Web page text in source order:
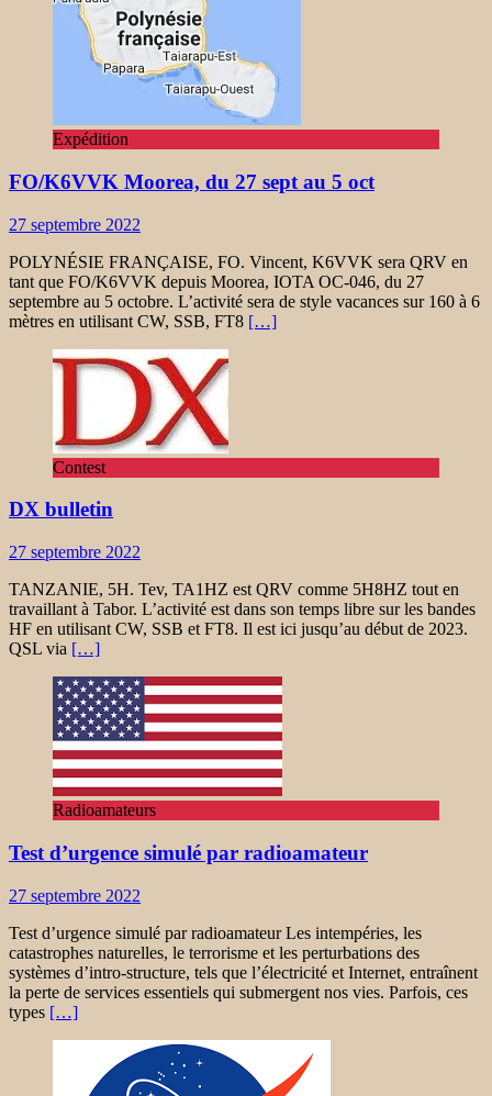
Expédition
FO/K6VVK Moorea, du 27 sept au 5 oct
27 septembre 2022
POLYNÉSIE FRANÇAISE, FO. Vincent, K6VVK sera QRV en
tant que FO/K6VVK depuis Moorea, IOTA OC-046, du 27
septembre au 5 octobre. L’activité sera de style vacances sur 160 à 6
mètres en utilisant CW, SSB, FT8 […]
Contest
DX bulletin
27 septembre 2022
TANZANIE, 5H. Tev, TA1HZ est QRV comme 5H8HZ tout en
travaillant à Tabor. L’activité est dans son temps libre sur les bandes
HF en utilisant CW, SSB et FT8. Il est ici jusqu’au début de 2023.
QSL via […]
Radioamateurs
Test d’urgence simulé par radioamateur
27 septembre 2022
Test d’urgence simulé par radioamateur Les intempéries, les
catastrophes naturelles, le terrorisme et les perturbations des
systèmes d’intro-structure, tels que l’électricité et Internet, entraînent
la perte de services essentiels qui submergent nos vies. Parfois, ces
types […]